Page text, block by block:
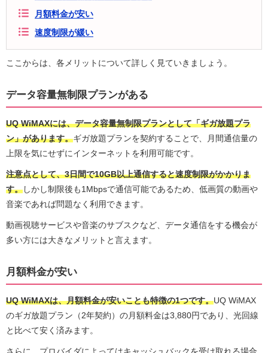
月額料金が安い
速度制限が緩い
ここからは、各メリットについて詳しく見ていきましょう。
データ容量無制限プランがある
UQ WiMAXには、データ容量無制限プランとして「ギガ放題プラ
ン」があります。ギガ放題プランを契約することで、月間通信量の
上限を気にせずにインターネットを利用可能です。
注意点として、3日間で10GB以上通信すると速度制限がかかりま
す。 しかし制限後も1Mbpsで通信可能であるため、低画質の動画や
音楽であれば問題なく利用できます。
動画視聴サービスや音楽のサブスクなど、データ通信をする機会が
多い方には大きなメリットと言えます。
月額料金が安い
UQ WiMAXは、月額料金が安いことも特徴の1つです。UQ WiMAX
のギガ放題プラン（2年契約）の月額料金は3,880円であり、光回線
と比べて安く済みます。
さらに、プロバイダによってはキャッシュバックを受け取れる場合